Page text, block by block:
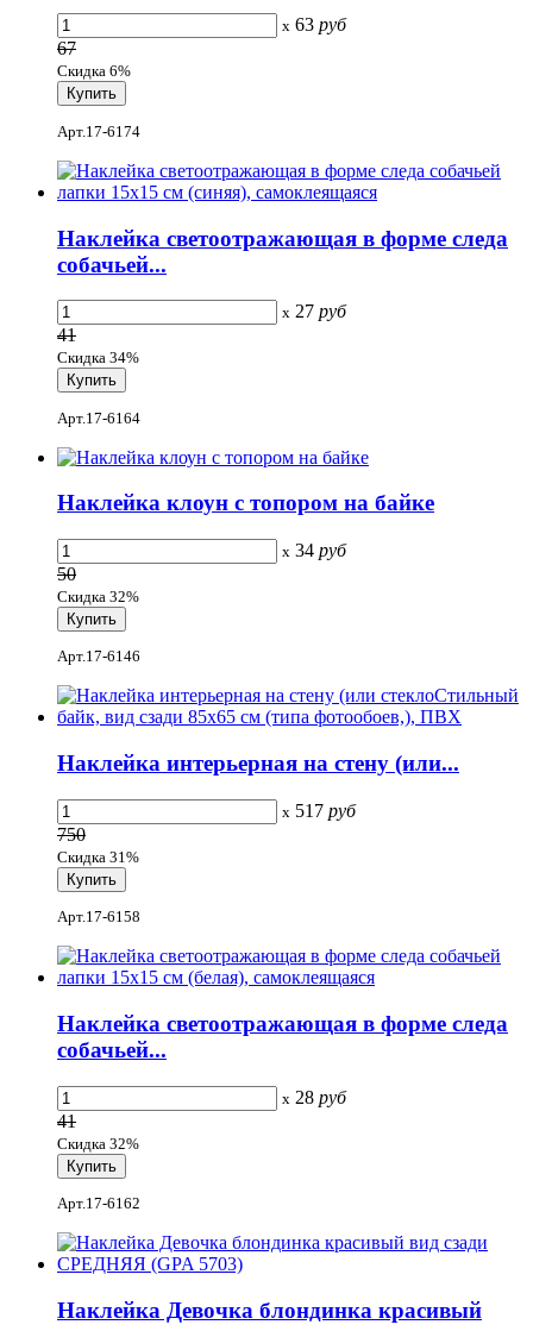
x 63 руб
67
Скидка 6%
Арт.17-6174
Наклейка светоотражающая в форме следа
собачьей...
x 27 руб
41
Скидка 34%
Арт.17-6164
Наклейка клоун с топором на байке
x 34 руб
50
Скидка 32%
Арт.17-6146
Наклейка интерьерная на стену (или...
x 517 руб
750
Скидка 31%
Арт.17-6158
Наклейка светоотражающая в форме следа
собачьей...
x 28 руб
41
Скидка 32%
Арт.17-6162
Наклейка Девочка блондинка красивый